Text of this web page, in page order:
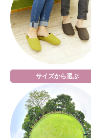
サイズから選ぶ